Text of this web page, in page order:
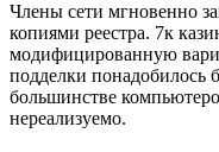
Члены сети мгновенно
копиями реестра. 7к
модифицированную
подделки понадобилось
большинстве
нереализуемо.